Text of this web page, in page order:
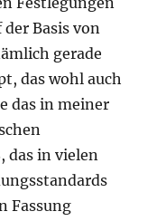
Basis von
gerade
das wohl auch
das in meiner
das in vielen
Fassung